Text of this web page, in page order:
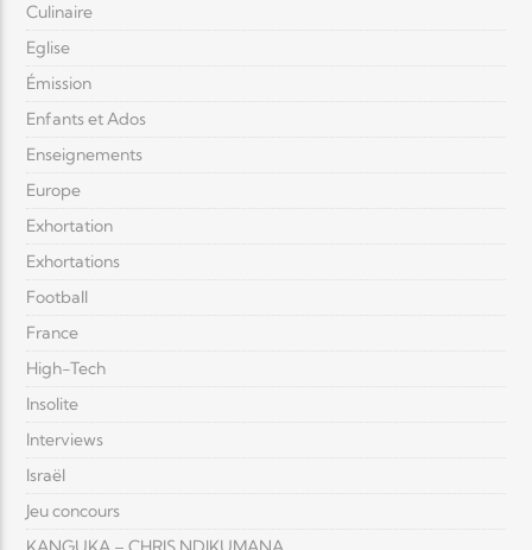
Culinaire
Eglise
Émission
Enfants et Ados
Enseignements
Europe
Exhortation
Exhortations
Football
France
High-Tech
Insolite
Interviews
Israël
Jeu concours